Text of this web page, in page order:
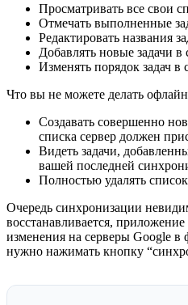
Просматривать все свои
Отмечать выполненные
Редактировать названия
Добавлять новые задачи
Изменять порядок задач в
Что вы не можете делать
Создавать совершенно
списка сервер должен
Видеть задачи,
вашей последней
Полностью удалять список
Очередь синхронизации
восстанавливается,
изменения на серверы Google
нужно нажимать кнопку